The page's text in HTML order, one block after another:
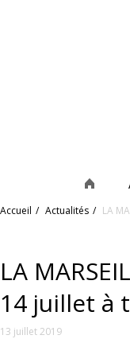
Accueil Actualités LA
LA
14 juillet à
13 juillet 2019